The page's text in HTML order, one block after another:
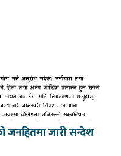
जनहितमा जारी सन्देश